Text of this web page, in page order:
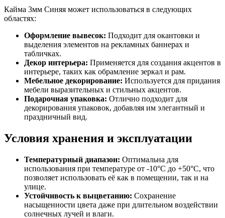
Кайма 3мм Синяя может использоваться в следующих
областях:
Оформление вывесок: Подходит для окантовки и
выделения элементов на рекламных баннерах и
табличках.
Декор интерьера: Применяется для создания акцентов в
интерьере, таких как обрамление зеркал и рам.
Мебельное декорирование: Используется для придания
мебели выразительных и стильных акцентов.
Подарочная упаковка: Отлично подходит для
декорирования упаковок, добавляя им элегантный и
праздничный вид.
Условия хранения и эксплуатации
Температурный диапазон: Оптимальна для
использования при температуре от -10°C до +50°C, что
позволяет использовать её как в помещении, так и на
улице.
Устойчивость к выцветанию: Сохранение
насыщенности цвета даже при длительном воздействии
солнечных лучей и влаги.